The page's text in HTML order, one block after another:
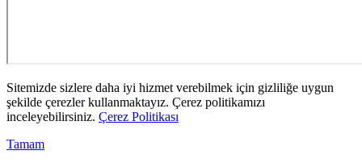
Sitemizde sizlere daha iyi hizmet verebilmek için gizliliğe uygun
şekilde çerezler kullanmaktayız. Çerez politikamızı
inceleyebilirsiniz. Çerez Politikası
Tamam